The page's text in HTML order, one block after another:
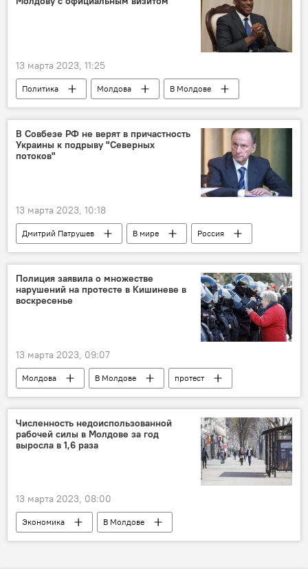
13 марта 2023, 11:25
Политика Молдова
В Молдове
США
В Совбезе РФ не верят в причастность
Украины к подрыву "Северных
потоков"
13 марта 2023, 10:18
Дмитрий Патрушев В мире
Россия
Северный поток
Полиция заявила о множестве
нарушений на протесте в Кишиневе в
воскресенье
13 марта 2023, 09:07
Молдова В Молдове протест
Численность недоиспользованной
рабочей силы в Молдове за год
выросла в 1,6 раза
13 марта 2023, 08:00
Экономика
В Молдове
рынок труда